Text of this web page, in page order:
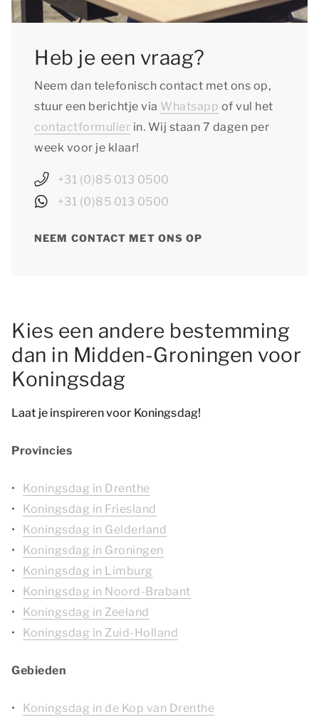
Heb je een vraag?
Neem dan telefonisch contact met ons op,
stuur een berichtje via Whatsapp of vul het
contactformulier in. Wij staan 7 dagen per
week voor je klaar!
+31 (0)85 013 0500
+31 (0)85 013 0500
NEEM CONTACT MET ONS OP
Kies een andere bestemming
dan in Midden-Groningen voor
Koningsdag
Laat je inspireren voor Koningsdag!
Provincies
Koningsdag in Drenthe
Koningsdag in Friesland
Koningsdag in Gelderland
Koningsdag in Groningen
Koningsdag in Limburg
Koningsdag in Noord-Brabant
Koningsdag in Zeeland
Koningsdag in Zuid-Holland
Gebieden
Koningsdag in de Kop van Drenthe